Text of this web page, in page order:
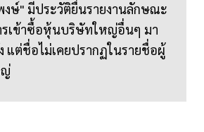
ษ์" มีประวัติยื่นรายงานลักษณะ
รเข้าซื้อหุ้นบริษัทใหญ่อื่นๆ มา
แต่ชื่อไม่เคยปรากฏในรายชื่อผู้
ญ่